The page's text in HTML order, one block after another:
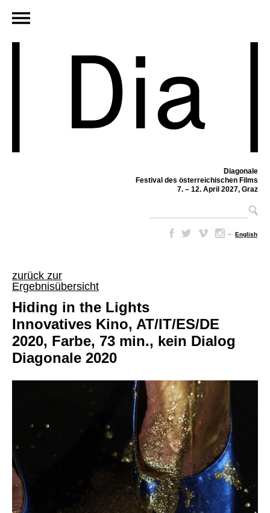
Diagonale
Festival des österreichischen Films
7. – 12. April 2027, Graz
– English
zurück zur
Ergebnisübersicht
Hiding in the Lights
Innovatives Kino, AT/IT/ES/DE
2020, Farbe, 73 min., kein Dialog
Diagonale 2020